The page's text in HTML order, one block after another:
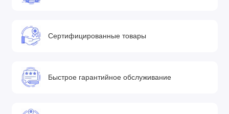
Сертифицированные товары
Быстрое гарантийное обслуживание